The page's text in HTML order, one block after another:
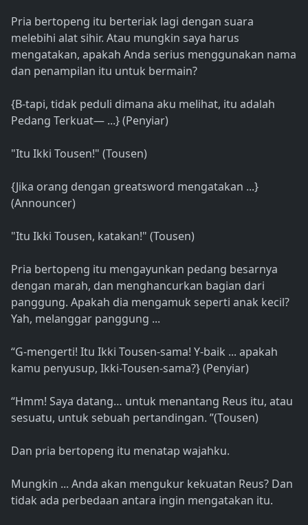
Pria bertopeng itu berteriak lagi dengan suara
melebihi alat sihir. Atau mungkin saya harus
mengatakan, apakah Anda serius menggunakan nama
dan penampilan itu untuk bermain?
{B-tapi, tidak peduli dimana aku melihat, itu adalah
Pedang Terkuat— ...} (Penyiar)
"Itu Ikki Tousen!" (Tousen)
{Jika orang dengan greatsword mengatakan ...}
(Announcer)
"Itu Ikki Tousen, katakan!" (Tousen)
Pria bertopeng itu mengayunkan pedang besarnya
dengan marah, dan menghancurkan bagian dari
panggung. Apakah dia mengamuk seperti anak kecil?
Yah, melanggar panggung ...
“G-mengerti! Itu Ikki Tousen-sama! Y-baik ... apakah
kamu penyusup, Ikki-Tousen-sama?} (Penyiar)
“Hmm! Saya datang… untuk menantang Reus itu, atau
sesuatu, untuk sebuah pertandingan. ”(Tousen)
Dan pria bertopeng itu menatap wajahku.
Mungkin ... Anda akan mengukur kekuatan Reus? Dan
tidak ada perbedaan antara ingin mengatakan itu.